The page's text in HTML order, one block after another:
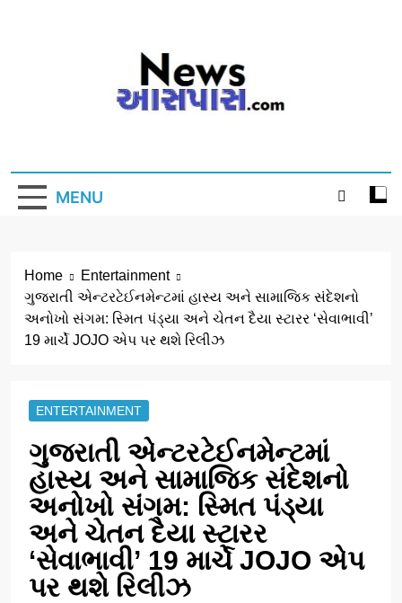
MENU
Home
Entertainment
ગુજરાતી એન્ટરટેઈનમેન્ટમાં હાસ્ય અને સામાજિક સંદેશનો
અનોખો સંગમ: સ્મિત પંડ્યા અને ચેતન દૈયા સ્ટારર ‘સેવાભાવી’
19 માર્ચે JOJO એપ પર થશે રિલીઝ
ENTERTAINMENT
ગુજરાતી એન્ટરટેઈનમેન્ટમાં
હાસ્ય અને સામાજિક સંદેશનો
અનોખો સંગમ: સ્મિત પંડ્યા
અને ચેતન દૈયા સ્ટારર
‘સેવાભાવી’ 19 માર્ચે JOJO એપ
પર થશે રિલીઝ